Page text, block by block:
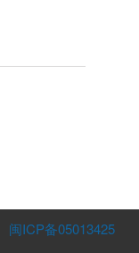
闽ICP备05013425